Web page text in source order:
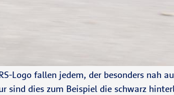
Logo fallen jedem, der besonders nah
dies zum Beispiel die schwarz